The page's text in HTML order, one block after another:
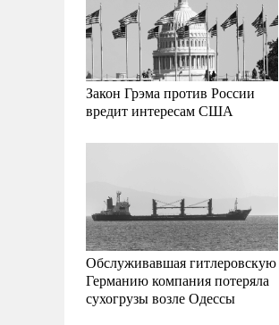
Закон Грэма против России
вредит интересам США
Обслуживавшая гитлеровскую
Германию компания потеряла
сухогрузы возле Одессы